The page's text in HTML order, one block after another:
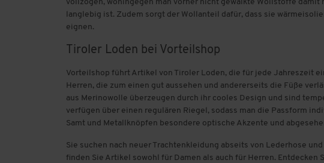
vollzogen, wohingegen man vorher nicht gewalkte Wollstoffe
langlebig ist. Zudem sorgt der Wollanteil dafür, dass sie
eignen.
Tiroler Loden bei Vorteilshop
Vorteilshop führt Artikel von Tiroler Loden, die für jede Jahreszeit
Herren, die zum einen gut aussehen und andererseits die Füße
aus Merinowolle überzeugen durch ihr cooles Design und sind
verfügen über einen regulären Riegel, sodass man die Passform
Samt und Metallknöpfen besondere optische Akzente und
Sie suchen nach neuer Trachtenkleidung abseits von Lederhose
finden Sie Artikel sowohl für Damen als auch für Herren.